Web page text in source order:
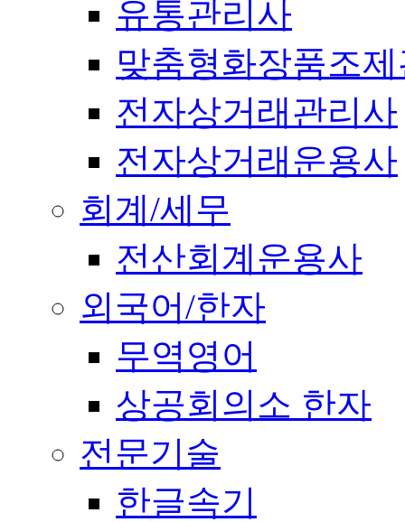
유통관리사
맞춤형화장품조
전자상거래관리사
전자상거래운용사
회계/세무
전산회계운용사
외국어/한자
무역영어
상공회의소 한자
전문기술
한글속기